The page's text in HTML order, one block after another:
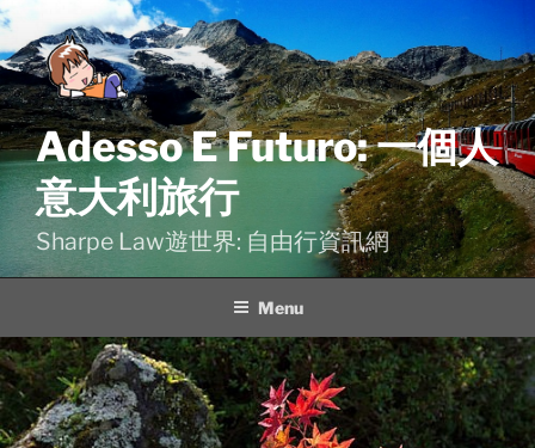
Skip
content
Adesso E Futuro: 一個人
意大利旅行
Sharpe Law遊世界: 自由行資訊網
Menu